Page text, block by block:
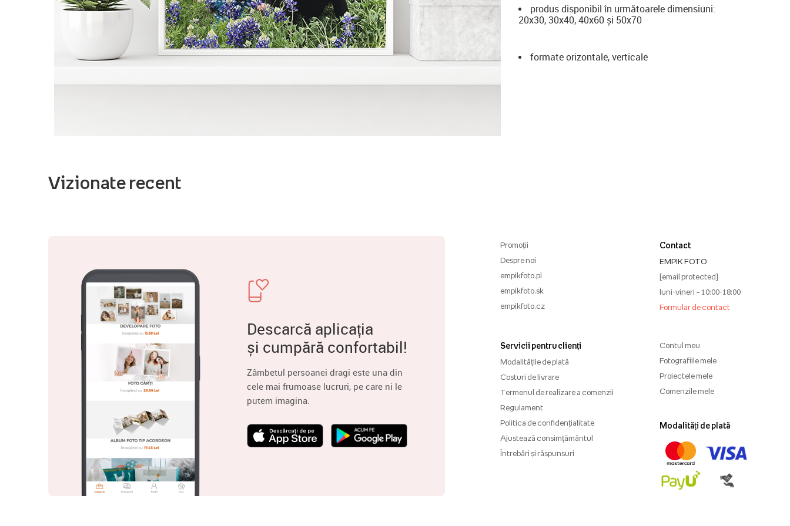
produs disponibil în următoarele dimensiuni:
20x30, 30x40, 40x60 și 50x70
formate orizontale, verticale
Vizionate recent
Descarcă aplicația
și cumpără confortabil!
Zâmbetul persoanei dragi este una din
cele mai frumoase lucruri, pe care ni le
putem imagina.
Promoții
Despre noi
empikfoto.pl
empikfoto.sk
empikfoto.cz
Servicii pentru clienți
Modalitățile de plată
Costuri de livrare
Termenul de realizare a comenzii
Regulament
Politica de confidențialitate
Ajustează consimțământul
Întrebări și răspunsuri
Contact
EMPIK FOTO
[email protected]
luni-vineri – 10:00-18:00
Formular de contact
Contul meu
Fotografiile mele
Proiectele mele
Comenzile mele
Modalități de plată